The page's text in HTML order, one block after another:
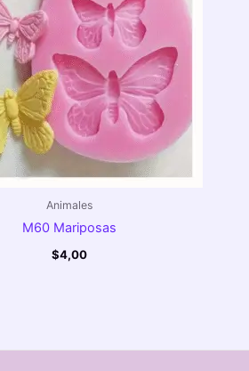
Animales
M60 Mariposas
$4,00